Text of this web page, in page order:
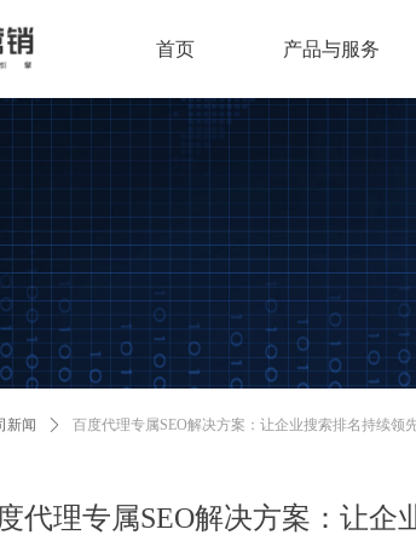
首页 产品与服务
代理专属SEO解决方案：让企
新闻 ꄲ 百度代理专属SEO解决方案：让企业搜索排名持续领